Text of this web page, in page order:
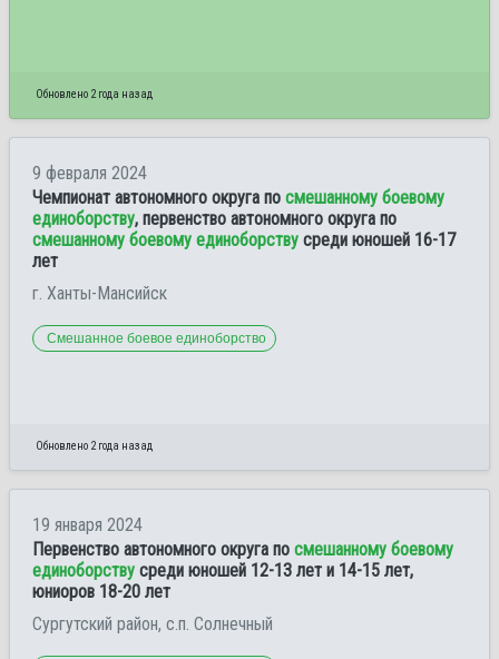
Обновлено 2 года назад
9 февраля 2024
Чемпионат автономного округа по смешанному боевому
единоборству, первенство автономного округа по
смешанному боевому единоборству среди юношей 16-17
лет
г. Ханты-Мансийск
Смешанное боевое единоборство
Обновлено 2 года назад
19 января 2024
Первенство автономного округа по смешанному боевому
единоборству среди юношей 12-13 лет и 14-15 лет,
юниоров 18-20 лет
Сургутский район, с.п. Солнечный